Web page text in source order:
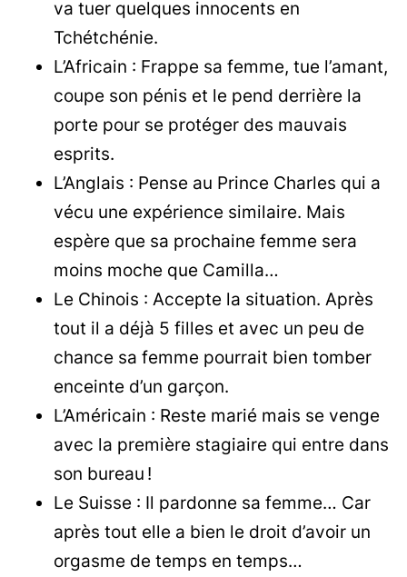
va tuer quelques innocents en
Tchétchénie.
L’Africain : Frappe sa femme, tue l’amant,
coupe son pénis et le pend derrière la
porte pour se protéger des mauvais
esprits.
L’Anglais : Pense au Prince Charles qui a
vécu une expérience similaire. Mais
espère que sa prochaine femme sera
moins moche que Camilla…
Le Chinois : Accepte la situation. Après
tout il a déjà 5 filles et avec un peu de
chance sa femme pourrait bien tomber
enceinte d’un garçon.
L’Américain : Reste marié mais se venge
avec la première stagiaire qui entre dans
son bureau !
Le Suisse : Il pardonne sa femme… Car
après tout elle a bien le droit d’avoir un
orgasme de temps en temps…